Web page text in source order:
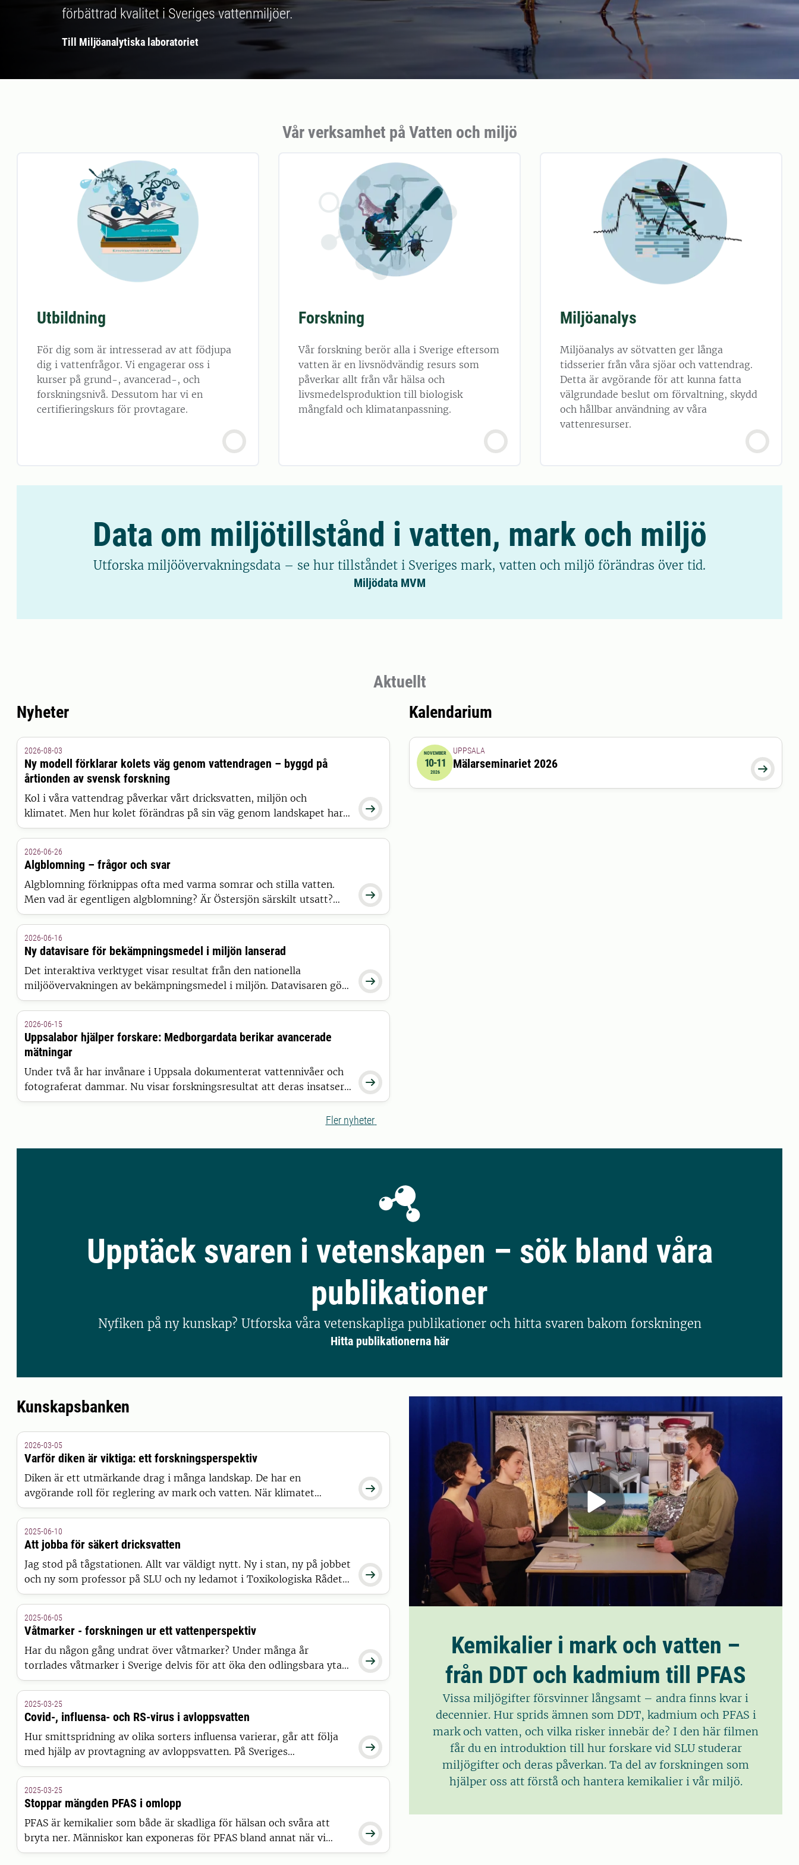
förbättrad kvalitet i Sveriges vattenmiljöer.
Till Miljöanalytiska laboratoriet
Vår verksamhet på Vatten och miljö
Utbildning
För dig som är intresserad av att födjupa
dig i vattenfrågor. Vi engagerar oss i
kurser på grund-, avancerad-, och
forskningsnivå. Dessutom har vi en
certifieringskurs för provtagare.
Forskning
Vår forskning berör alla i Sverige eftersom
vatten är en livsnödvändig resurs som
påverkar allt från vår hälsa och
livsmedelsproduktion till biologisk
mångfald och klimatanpassning.
Miljöanalys
Miljöanalys av sötvatten ger långa
tidsserier från våra sjöar och vattendrag.
Detta är avgörande för att kunna fatta
välgrundade beslut om förvaltning, skydd
och hållbar användning av våra
vattenresurser.
Data om miljötillstånd i vatten, mark och miljö
Utforska miljöövervakningsdata – se hur tillståndet i Sveriges mark, vatten och miljö förändras över tid.
Miljödata MVM
Aktuellt
Nyheter

2026-08-03
Ny modell förklarar kolets väg genom vattendragen – byggd på
årtionden av svensk forskning
Kol i våra vattendrag påverkar vårt dricksvatten, miljön och
klimatet. Men hur kolet förändras på sin väg genom landskapet har
länge varit svårt att förklara. Nu presenterar forskare vid SLU en ny
modell som kan ge den hittills mest kompletta bilden – och
resultaten publiceras i Nature Water.

2026-06-26
Algblomning – frågor och svar
Algblomning förknippas ofta med varma somrar och stilla vatten.
Men vad är egentligen algblomning? Är Östersjön särskilt utsatt?
Hur påverkas algblomningen av klimatförändringarna, och varför
drabbas vissa badplatser mer än andra? SLU-forskaren Malin
Olofsson svarar på vanliga frågor om algblomning.

2026-06-16
Ny datavisare för bekämpningsmedel i miljön lanserad
Det interaktiva verktyget visar resultat från den nationella
miljöövervakningen av bekämpningsmedel i miljön. Datavisaren gör
det enklare att utforska och visualisera mätdata från ytvatten,
grundvatten och nederbörd på ett samlat och flexibelt sätt.

2026-06-15
Uppsalabor hjälper forskare: Medborgardata berikar avancerade
mätningar
Under två år har invånare i Uppsala dokumenterat vattennivåer och
fotograferat dammar. Nu visar forskningsresultat att deras insatser
är ett viktigt komplement till automatiska mätningar och ökar
Fler nyheter
Kalendarium
2026-11-10 09:00:00till2026-11-11 16:00:00
NOVEMBER
10-11
2026 
UPPSALA
Mälarseminariet 2026
Upptäck svaren i vetenskapen – sök bland våra
publikationer
Nyfiken på ny kunskap? Utforska våra vetenskapliga publikationer och hitta svaren bakom forskningen
Hitta publikationerna här
Kunskapsbanken

2026-03-05
Varför diken är viktiga: ett forskningsperspektiv
Diken är ett utmärkande drag i många landskap. De har en
avgörande roll för reglering av mark och vatten. När klimatet
förändras blir det allt viktigare att förstå hur diken fungerar – och
hur vi ska ta hand om dem.

2025-06-10
Att jobba för säkert dricksvatten
Jag stod på tågstationen. Allt var väldigt nytt. Ny i stan, ny på jobbet
och ny som professor på SLU och ny ledamot i Toxikologiska Rådet.
Därför väntade jag på min kollega Agneta som hade koll på hur vi
skulle ta oss till Kemikalieinspektionen och vilka vi skulle träffa där.

2025-06-05
Våtmarker - forskningen ur ett vattenperspektiv
Har du någon gång undrat över våtmarker? Under många år
torrlades våtmarker i Sverige delvis för att öka den odlingsbara ytan.
Nu vill vi istället ha fler våtmarker eftersom vi ser många fördelar
kopplade till vår tids problem med klimatförändringar och
minskande biologisk mångfald.

2025-03-25
Covid-, influensa- och RS-virus i avloppsvatten
Hur smittspridning av olika sorters influensa varierar, går att följa
med hjälp av provtagning av avloppsvatten. På Sveriges
lantbruksuniversitet (SLU) arbetar flera personer med analyserna.
Här har vi samlat vanliga frågor och svar gällande
avloppsanalyserna.

2025-03-25
Stoppar mängden PFAS i omlopp
PFAS är kemikalier som både är skadliga för hälsan och svåra att
bryta ner. Människor kan exponeras för PFAS bland annat när vi
dricker kranvatten. Vid SLU arbetare forskare för att hitta lösningar
Kemikalier i mark och vatten –
från DDT och kadmium till PFAS
Vissa miljögifter försvinner långsamt – andra finns kvar i
decennier. Hur sprids ämnen som DDT, kadmium och PFAS i
mark och vatten, och vilka risker innebär de? I den här filmen
får du en introduktion till hur forskare vid SLU studerar
miljögifter och deras påverkan. Ta del av forskningen som
hjälper oss att förstå och hantera kemikalier i vår miljö.